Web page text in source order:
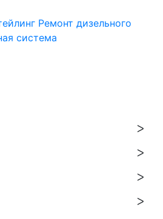
Ремонт дизельного
система